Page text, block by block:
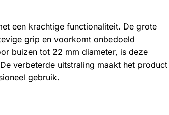
een krachtige functionaliteit. De grote
grip en voorkomt onbedoeld
buizen tot 22 mm diameter, is deze
verbeterde uitstraling maakt het product
gebruik.